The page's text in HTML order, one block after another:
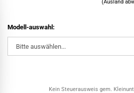
(Ausland
Modell-auswahl:
Kein Steuerausweis gem.